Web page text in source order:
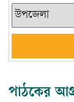
পাঠকের